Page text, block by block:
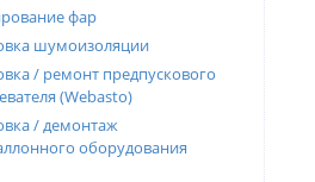
фар
шумоизоляции
/ ремонт предпускового
(Webasto)
/ демонтаж
оборудования